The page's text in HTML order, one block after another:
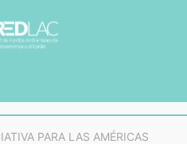
PARA LAS AMÉRICAS